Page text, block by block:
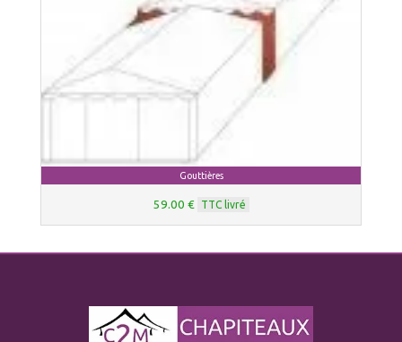
Gouttières
59.00 € TTC livré